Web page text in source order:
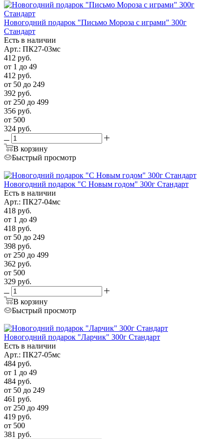
Новогодний подарок "Письмо Мороза с играми" 300г
Стандарт
Есть в наличии
Арт.: ПК27-03мс
412 руб.
от 1 до 49
412 руб.
от 50 до 249
392 руб.
от 250 до 499
356 руб.
от 500
324 руб.
В корзину
Быстрый просмотр
Новогодний подарок "С Новым годом" 300г Стандарт
Есть в наличии
Арт.: ПК27-04мс
418 руб.
от 1 до 49
418 руб.
от 50 до 249
398 руб.
от 250 до 499
362 руб.
от 500
329 руб.
В корзину
Быстрый просмотр
Новогодний подарок "Ларчик" 300г Стандарт
Есть в наличии
Арт.: ПК27-05мс
484 руб.
от 1 до 49
484 руб.
от 50 до 249
461 руб.
от 250 до 499
419 руб.
от 500
381 руб.